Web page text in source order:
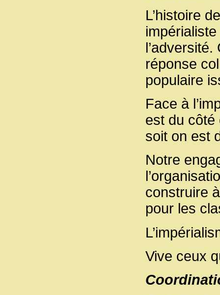
L’histoire
réponse
populaire
Face à
est du côté
soit on est
Notre
construire
pour les
Vive ceux